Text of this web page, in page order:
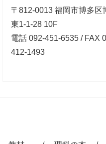
〒812-0013 福岡市博多区
東1-1-28 10F
電話 092-451-6535 / FAX
412-1493